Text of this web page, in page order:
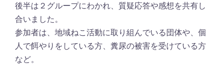
後半は２グループにわかれ、質疑応答や感想を共有し
合いました。
参加者は、地域ねこ活動に取り組んでいる団体や、個
人で餌やりをしている方、糞尿の被害を受けている方
など。